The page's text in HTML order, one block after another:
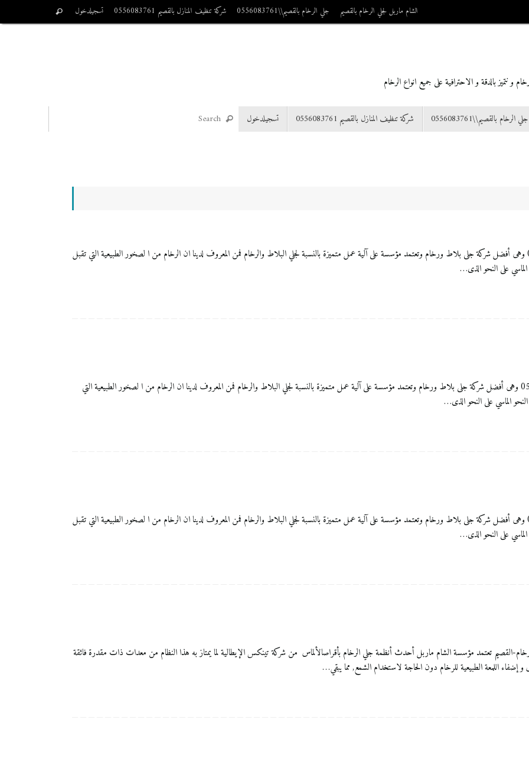
الشام ماربل لجلي الرخام بالقصيم جلي الرخام بالقصيم\\0556083761 شركة تنظيف المنازل بالقصيم 0556083761 تسجيلدخول
و نتميز بالدقة و الاحترافية على جميع انواع الرخام
جلي الرخام بالقصيم\\0556083761 شركة تنظيف المنازل بالقصيم 0556083761 تسجيلدخول
تلميع الرخام بالقصيم شركة الشام ماربل للعناية بالمنزل 0556083761 وهى أفضل شركة جلى بلاط ورخام وتعتمد مؤسسة على آلية عمل متميزة بالنسبة لجلي البلاط والرخام فمن المعروف لدينا ان الرخام من ا لصخور الطبيعية التي تقبل
الماسي على النحو الذى…
تلميع ارضيات بالقصيم شركة الشام ماربل للعناية بالمنزل 0556083761 وهى أفضل شركة جلى بلاط ورخام وتعتمد مؤسسة على آلية عمل متميزة بالنسبة لجلي البلاط والرخام فمن المعروف لدينا ان الرخام من ا لصخور الطبيعية التي
الماسي على النحو الذى…
تلميع الرخام بالقصيم شركة الشام ماربل للعناية بالمنزل 0556083761 وهى أفضل شركة جلى بلاط ورخام وتعتمد مؤسسة على آلية عمل متميزة بالنسبة لجلي البلاط والرخام فمن المعروف لدينا ان الرخام من ا لصخور الطبيعية التي تقبل
الماسي على النحو الذى…
شركة الشام ماربل 0556083761 ​جلي-تلميع-رخام-القصيم تعتمد مؤسسة الشام ماربل أحدث أنظمة جلي الرخام بأقراصالألماس من شركة تينكس الإيطالية لما يمتاز به هذا النظام من معدات ذات مقدرة فائقة
اللمعة الطبيعية للرخام دون الحاجة لاستخدام الشمع, مما يبقي…